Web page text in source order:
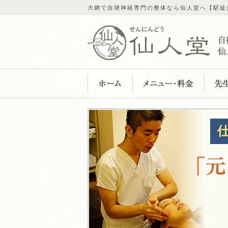
大網で自律神経専門の整体なら仙人堂へ【駅